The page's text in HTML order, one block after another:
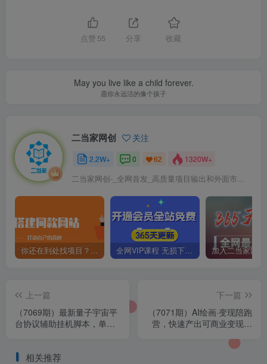
点赞 55 分享 收藏
May you live like a child forever.
愿你永远活的像个孩子
二当家网创 关注
2.2W+ 0 62 1320W+
你还在到处找项目？还在当韭菜？我靠卖项目一个月收入5万+，曾经我也是个失败者。 全网VIP课程 无损下载~
上一篇
（7069期）最新量子宇宙平
台协议辅助挂机脚本，单号
下一篇
（7071期）AI绘画·变现陪跑
营，快速产出可商业变现的
相关推荐